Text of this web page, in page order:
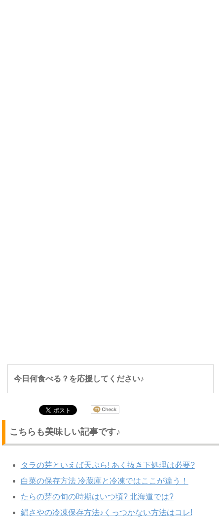
今日何食べる？を応援してください♪
こちらも美味しい記事です♪
タラの芽といえば天ぷら! あく抜き下処理は必要?
白菜の保存方法 冷蔵庫と冷凍ではここが違う！
たらの芽の旬の時期はいつ頃? 北海道では?
絹さやの冷凍保存方法♪くっつかない方法はコレ!